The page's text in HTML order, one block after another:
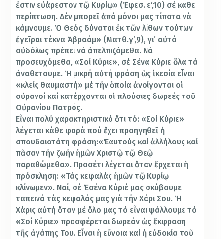
ἐστιν εὐάρεστον τῷ Κυρίῳ» (Ἐφεσ. ε’,10) σέ κάθε
περίπτωση. Δέν μπορεῖ ἀπό μόνοι μας τίποτα νά
κάμνουμε. Ὁ Θεός δύναται ἐκ τῶν λίθων τούτων
ἐγεῖραι τέκνα Ἀβραάμ» (Ματθ.γ’,9), γι’ αὐτό
οὐδόλως πρέπει νά ἀπελπιζόμεθα. Νά
προσευχόμεθα, «Σοί Κύριε», σέ Σένα Κύριε ὅλα τά
ἀναθέτουμε. Ἡ μικρή αὐτή φράση ὡς ἱκεσία εἶναι
«κλείς θαυμαστή» μέ τήν ὁποία ἀνοίγονται οἱ
οὐρανοί καί κατέρχονται οἱ πλούσιες δωρεές τοῦ
Οὐρανίου Πατρός.
Εἶναι πολύ χαρακτηριστικό ὅτι τό: «Σοί Κύριε»
λέγεται κάθε φορά πού ἔχει προηγηθεῖ ἡ
σπουδαιοτάτη φράση:«Ἑαυτούς καί ἀλλήλους καί
πᾶσαν τήν ζωήν ἡμῶν Χριστῷ τῷ Θεῷ
παραθώμεθα». Προσέτι λέγεται ὅταν ἔρχεται ἡ
πρόσκληση: «Τάς κεφαλάς ἡμῶν τῷ Κυρίῳ
κλίνωμεν». Ναί, σέ Ἐσένα Κύριέ μας σκύβουμε
ταπεινά τάς κεφαλάς μας γιά τήν Χάρι Σου. Ἡ
Χάρις αὐτή ὅταν μέ ὅλο μας τό εἶναι ψάλλουμε τό
«Σοί Κύριε» προσφέρεται δωρεάν ὡς ἔκφραση
τῆς ἀγάπης Του. Εἶναι ἡ εὔνοια καί ἡ εὐδοκία τοῦ